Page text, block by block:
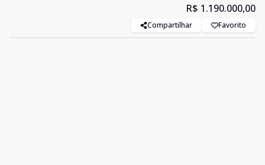
R$ 1.190.000,00
Compartilhar Favorito